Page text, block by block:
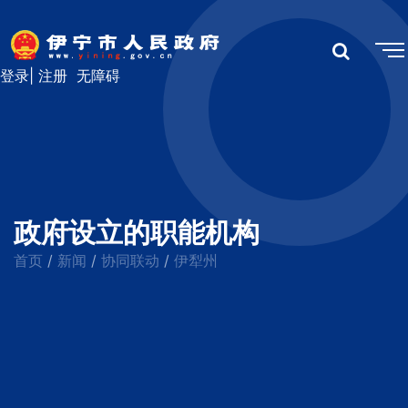
无障碍
登录 注册
政府设立的职能机构
首页 / 新闻 / 协同联动 / 伊犁州